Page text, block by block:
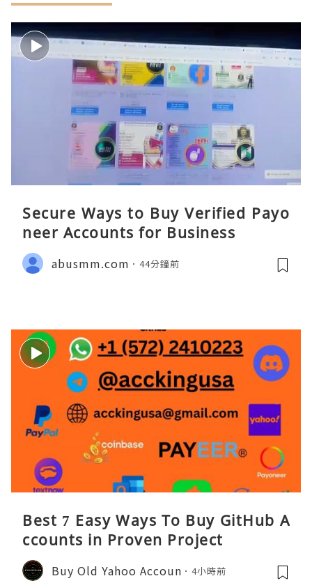
Secure Ways to Buy Verified Payo
neer Accounts for Business
abusmm.com 44分鐘前
Best 7 Easy Ways To Buy GitHub A
ccounts in Proven Project
Buy Old Yahoo Accoun 4小時前